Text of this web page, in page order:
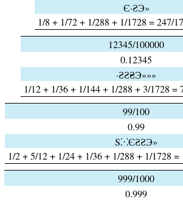
Є·ƧЭ»
1/8 + 1/72 + 1/288 + 1/1728 = 247/
12345/100000
0.12345
·ƧƧ₴Э»»»
1/12 + 1/36 + 1/144 + 1/288 + 3/1728 =
99/100
0.99
S⁙ЄƧƧЭ»
1/2 + 5/12 + 1/24 + 1/36 + 1/288 + 1/1728
999/1000
0.999